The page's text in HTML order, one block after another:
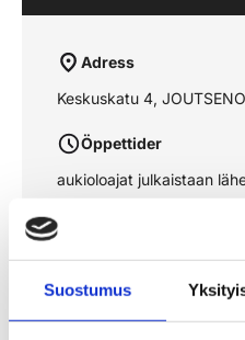
Suostumus
Adress
Keskuskatu 4, JOUTSENO
Öppettider
aukioloajat julkaistaan